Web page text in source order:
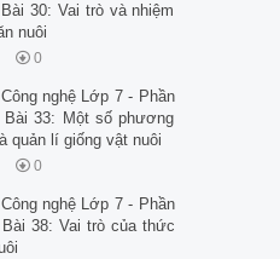
30: Vai trò và nhiệm
nuôi
0
nghệ Lớp 7 - Phần
33: Một số phương
quản lí giống vật nuôi
0
nghệ Lớp 7 - Phần
38: Vai trò của thức